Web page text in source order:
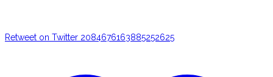
Retweet on Twitter 2084676163885252625